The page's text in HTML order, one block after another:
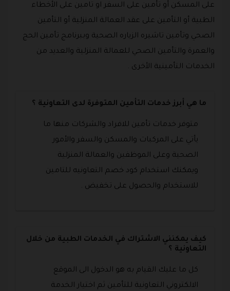
على المسكن أو تأمين على السفر او تامين على الأخطاء
الطبية أو التأمين على عقد العمالة المنزلية أو التأمين
الصحي وتأمين تاشيره الزياره الصحية وببرنامج تأمين الحج
والعمرة والتأمين الصحي للعمالة المنزلية والعديد من
الخدمات التأمينية الأخرى .
ما هي أبرز خدمات التأمين المتوفرة لدى التعاونية ؟
متوفر خدمات تأمين للافراد والشركات منها ما
يأتي على المركبات والمسكن والسفر والأمور
الصحية وعلى الموظفين والعمالة المنزلية
ويمكنك استخدام كود خصم التعاونيه للتامين
للاستخدام والحصول على تخفيض .
كيف يمكنني الاشتراك في الخدمات الطبية من خلال
التعاونية ؟
كل ما عليك القيام به هو الدخول الى الموقع
الالكتروني التعاونية للتأمين ثم اختيار الخدمة